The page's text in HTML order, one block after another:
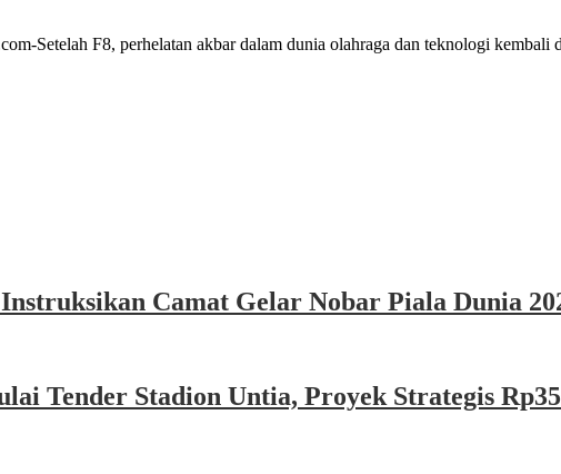
Setelah F8, perhelatan akbar dalam dunia olahraga dan teknologi kembali
Camat Gelar Nobar Piala Dunia
Tender Stadion Untia, Proyek Strategis